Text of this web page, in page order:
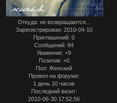
Откуда: не возвращаются...
Зарегистрирован: 2010-04-10
Приглашений: 0
Сообщений: 84
Уважение: +9
Позитив: +0
Пол: Женский
Провел на форуме:
1 день 10 часов
Последний визит:
2010-06-30 17:52:56